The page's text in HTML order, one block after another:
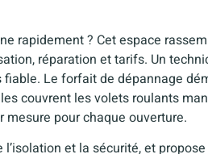
rapidement ? Cet espace
réparation et tarifs. Un
Le forfait de dépannage
couvrent les volets roulants
pour chaque ouverture.
et la sécurité, et